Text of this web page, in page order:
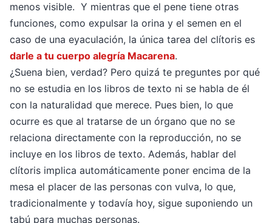
menos visible. Y mientras que el pene tiene otras
funciones, como expulsar la orina y el semen en el
caso de una eyaculación, la única tarea del clítoris es
darle a tu cuerpo alegría Macarena.
¿Suena bien, verdad? Pero quizá te preguntes por qué
no se estudia en los libros de texto ni se habla de él
con la naturalidad que merece. Pues bien, lo que
ocurre es que al tratarse de un órgano que no se
relaciona directamente con la reproducción, no se
incluye en los libros de texto. Además, hablar del
clítoris implica automáticamente poner encima de la
mesa el placer de las personas con vulva, lo que,
tradicionalmente y todavía hoy, sigue suponiendo un
tabú para muchas personas.